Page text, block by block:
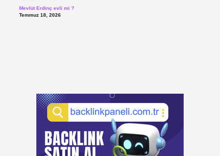
Mevlüt Erdinç evli mi ?
Temmuz 18, 2026